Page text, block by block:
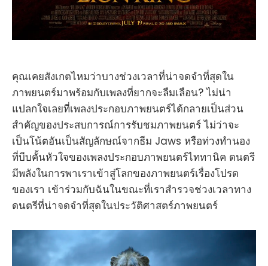
คุณเคยสังเกตไหมว่าบางช่วงเวลาที่น่าจดจำที่สุดใน
ภาพยนตร์มาพร้อมกับเพลงที่ยากจะลืมเลือน? ไม่น่า
แปลกใจเลยที่เพลงประกอบภาพยนตร์ได้กลายเป็นส่วน
สำคัญของประสบการณ์การรับชมภาพยนตร์ ไม่ว่าจะ
เป็นโน้ตอันเป็นสัญลักษณ์จากธีม Jaws หรือท่วงทำนอง
ที่บีบคั้นหัวใจของเพลงประกอบภาพยนตร์ไททานิค ดนตรี
มีพลังในการพาเราเข้าสู่โลกของภาพยนตร์เรื่องโปรด
ของเรา เข้าร่วมกับฉันในขณะที่เราสำรวจช่วงเวลาทาง
ดนตรีที่น่าจดจำที่สุดในประวัติศาสตร์ภาพยนตร์